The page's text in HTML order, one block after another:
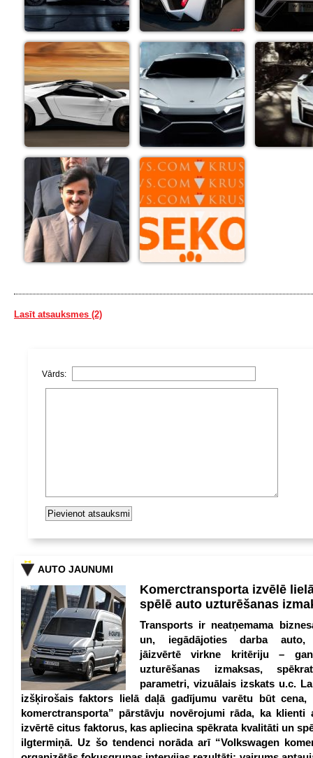
Lasīt atsauksmes (2)
Vārds:
AUTO JAUNUMI
Komerctransporta izvēlē
spēlē auto uzturēšanas
Transports ir neatņemama
un, iegādājoties darba auto,
jāizvērtē virkne kritēriju –
uzturēšanas izmaksas,
parametri, vizuālais izskats u.c.
izšķirošais faktors lielā daļā gadījumu varētu būt cena,
komerctransporta” pārstāvju novērojumi rāda, ka klienti
izvērtē citus faktorus, kas apliecina spēkrata kvalitāti un
ilgtermiņā. Uz šo tendenci norāda arī “Volkswagen